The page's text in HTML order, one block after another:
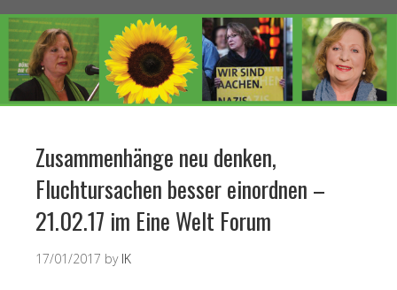
Zusammenhänge neu denken,
Fluchtursachen besser einordnen –
21.02.17 im Eine Welt Forum
17/01/2017 by IK